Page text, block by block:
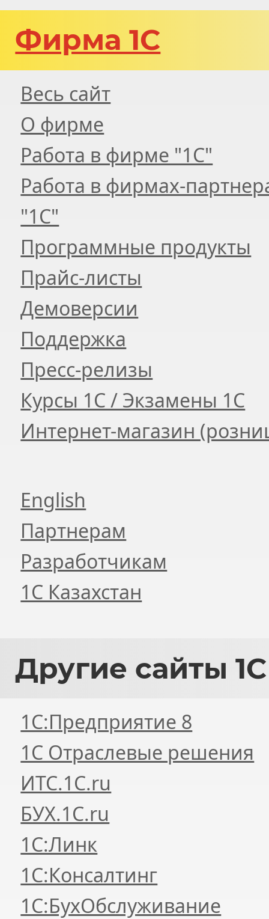
Фирма 1С
Весь сайт
О фирме
Работа в фирме "1С"
Работа в фирмах-
"1С"
Программные продукты
Прайс-листы
Демоверсии
Поддержка
Пресс-релизы
Курсы 1С / Экзамены 1С
Интернет-магазин
English
Партнерам
Разработчикам
1С Казахстан
Другие сайты 1С
1С:Предприятие 8
1С Отраслевые решения
ИТС.1C.ru
БУХ.1С.ru
1С:Линк
1С:Консалтинг
1С:БухОбслуживание